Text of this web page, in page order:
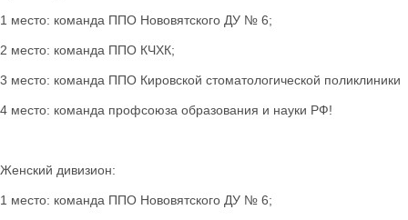
1 место: команда ППО Нововятского ДУ № 6;
2 место: команда ППО КЧХК;
3 место: команда ППО Кировской стоматологической поликлиники
4 место: команда профсоюза образования и науки РФ!
Женский дивизион:
1 место: команда ППО Нововятского ДУ № 6;